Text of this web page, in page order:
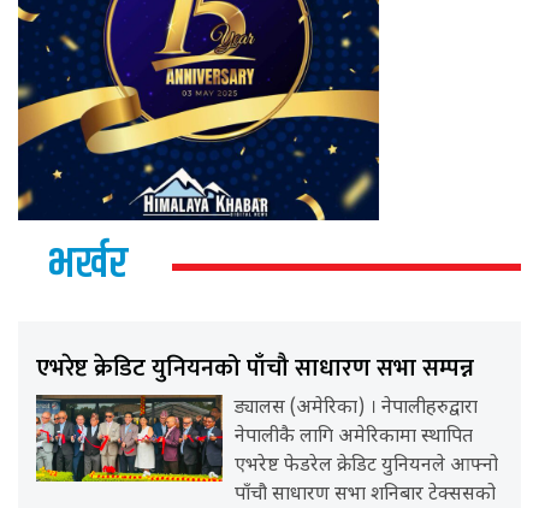
भर्खर
एभरेष्ट क्रेडिट युनियनको पाँचौ साधारण सभा सम्पन्न
ड्यालस (अमेरिका) । नेपालीहरुद्वारा
नेपालीकै लागि अमेरिकामा स्थापित
एभरेष्ट फेडरेल क्रेडिट युनियनले आफ्नो
पाँचौ साधारण सभा शनिबार टेक्ससको